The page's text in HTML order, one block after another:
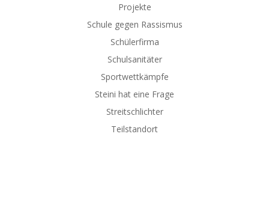
Projekte
Schule gegen Rassismus
Schülerfirma
Schulsanitäter
Sportwettkämpfe
Steini hat eine Frage
Streitschlichter
Teilstandort